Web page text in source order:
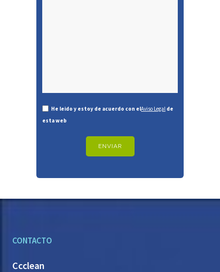
He leido y estoy de acuerdo con elAviso Legal de
esta web
CONTACTO
Ccclean